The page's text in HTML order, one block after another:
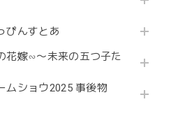
ぴんすとあ
花嫁∽〜未来の五つ子た
ムショウ2025 事後物